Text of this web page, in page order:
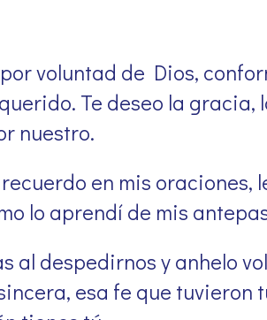
voluntad de Dios,
Te deseo la
nuestro.
en mis
lo aprendí de mis
al despedirnos y anhelo
esa fe que tuvieron